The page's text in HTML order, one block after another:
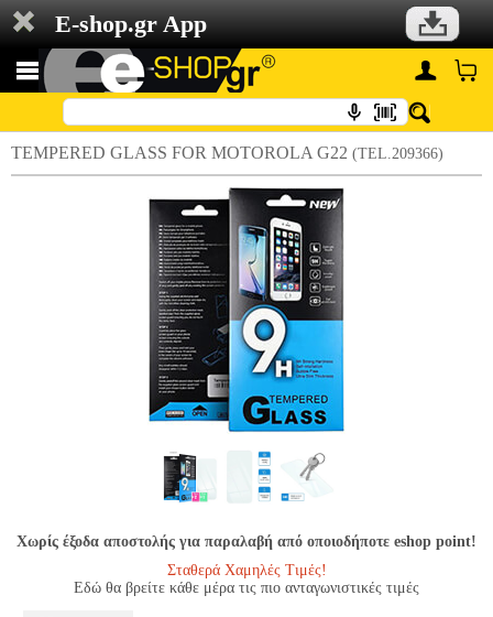
E-shop.gr App
TEMPERED GLASS FOR MOTOROLA G22 (TEL.209366)
Χωρίς έξοδα αποστολής για παραλαβή από οποιοδήποτε eshop point!
Σταθερά Χαμηλές Τιμές!
Εδώ θα βρείτε κάθε μέρα τις πιο ανταγωνιστικές τιμές